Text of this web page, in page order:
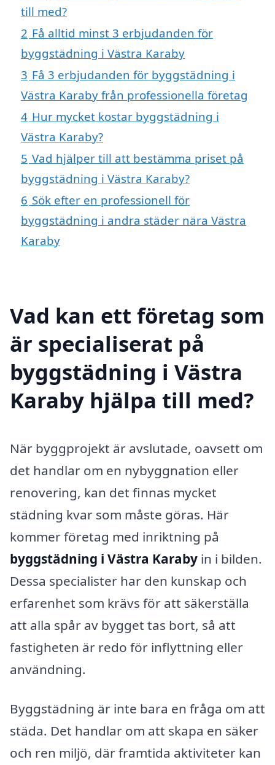
till med?
2 Få alltid minst 3 erbjudanden för
byggstädning i Västra Karaby
3 Få 3 erbjudanden för byggstädning i
Västra Karaby från professionella företag
4 Hur mycket kostar byggstädning i
Västra Karaby?
5 Vad hjälper till att bestämma priset på
byggstädning i Västra Karaby?
6 Sök efter en professionell för
byggstädning i andra städer nära Västra
Karaby
Vad kan ett företag som
är specialiserat på
byggstädning i Västra
Karaby hjälpa till med?
När byggprojekt är avslutade, oavsett om
det handlar om en nybyggnation eller
renovering, kan det finnas mycket
städning kvar som måste göras. Här
kommer företag med inriktning på
byggstädning i Västra Karaby in i bilden.
Dessa specialister har den kunskap och
erfarenhet som krävs för att säkerställa
att alla spår av bygget tas bort, så att
fastigheten är redo för inflyttning eller
användning.
Byggstädning är inte bara en fråga om att
städa. Det handlar om att skapa en säker
och ren miljö, där framtida aktiviteter kan